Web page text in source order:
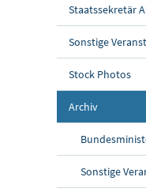
Staatssekretär
Sonstige
Stock Photos
Archiv
Sonstige